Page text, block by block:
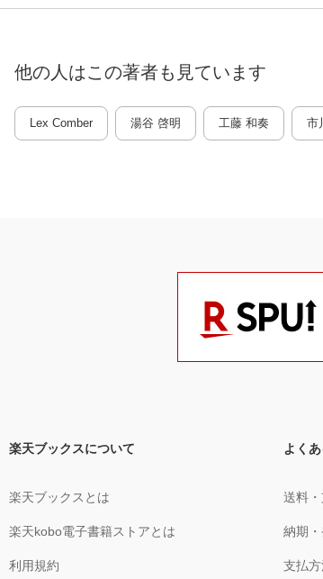
が，その基礎から発展
他の人はこの著者も見ています
Lex Comber 湯谷 啓明 工藤 和奏 市
楽天ブックスについて
楽天ブックスとは
楽天kobo電子書籍ストアとは
利用規約
よく
送料
納期
支払